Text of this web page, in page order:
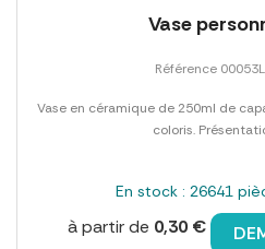
Vase
Référence
Vase en céramique de 250ml de
coloris.
En stock : 26641
à partir de 0,30 €